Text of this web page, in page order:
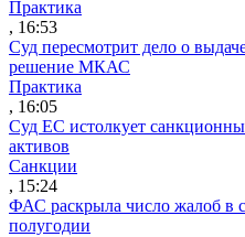
Практика
, 16:53
Суд пересмотрит дело о
решение МКАС
Практика
, 16:05
Суд ЕС истолкует
активов
Санкции
, 15:24
ФАС раскрыла число жалоб в
полугодии